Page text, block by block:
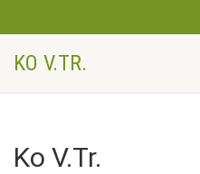
KO V.TR.
Ko V.Tr.